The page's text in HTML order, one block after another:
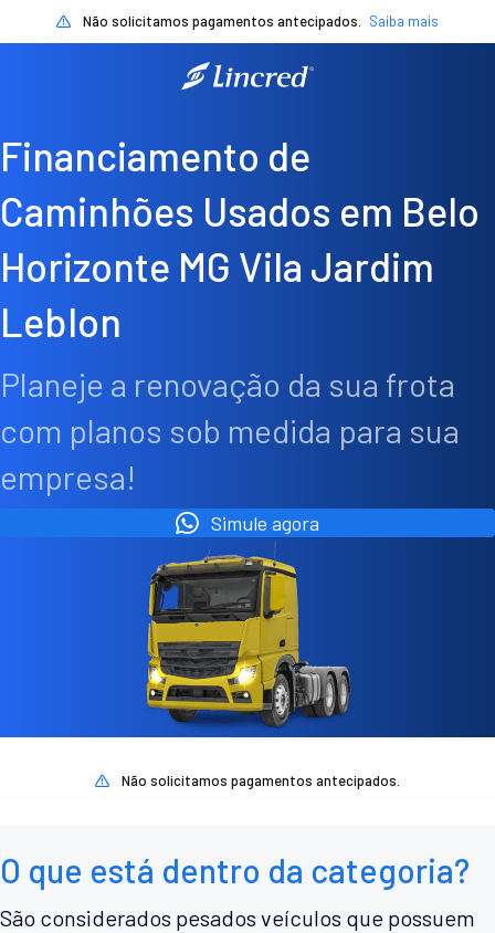
Não solicitamos pagamentos antecipados. Saiba mais
Financiamento de
Caminhões Usados em Belo
Horizonte MG Vila Jardim
Leblon
Planeje a renovação da sua frota
com planos sob medida para sua
empresa!
Simule agora
Não solicitamos pagamentos antecipados.
O que está dentro da categoria?
São considerados pesados veículos que possuem